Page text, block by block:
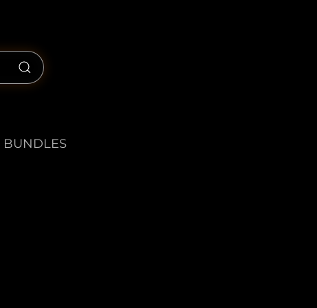
BUNDLES